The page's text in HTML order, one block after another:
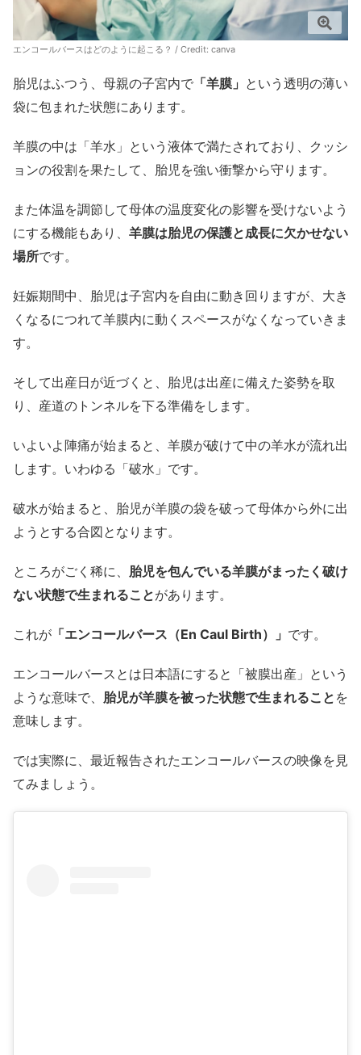
エンコールバースはどのように起こる？ / Credit: canva
胎児はふつう、母親の子宮内で 「羊膜」 という透明の薄い
袋に包まれた状態にあります。
羊膜の中は「羊水」という液体で満たされており、クッシ
ョンの役割を果たして、胎児を強い衝撃から守ります。
また体温を調節して母体の温度変化の影響を受けないよう
にする機能もあり、 羊膜は胎児の保護と成長に欠かせない
場所です。
妊娠期間中、胎児は子宮内を自由に動き回りますが、大き
くなるにつれて羊膜内に動くスペースがなくなっていきま
す。
そして出産日が近づくと、胎児は出産に備えた姿勢を取
り、産道のトンネルを下る準備をします。
いよいよ陣痛が始まると、羊膜が破けて中の羊水が流れ出
します。いわゆる「破水」です。
破水が始まると、胎児が羊膜の袋を破って母体から外に出
ようとする合図となります。
ところがごく稀に、 胎児を包んでいる羊膜がまったく破け
ない状態で生まれることがあります。
これが 「エンコールバース（En Caul Birth）」 です。
エンコールバースとは日本語にすると「被膜出産」という
ような意味で、 胎児が羊膜を被った状態で生まれること を
意味します。
では実際に、最近報告されたエンコールバースの映像を見
てみましょう。